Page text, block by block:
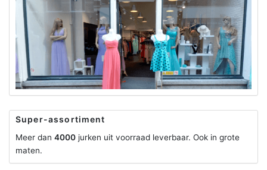
Super-assortiment
Meer dan 4000 jurken uit voorraad leverbaar. Ook in grote
maten.